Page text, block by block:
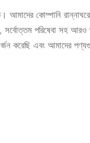
কোম্পানি রান্নাঘরের
করেছি এবং আমাদের